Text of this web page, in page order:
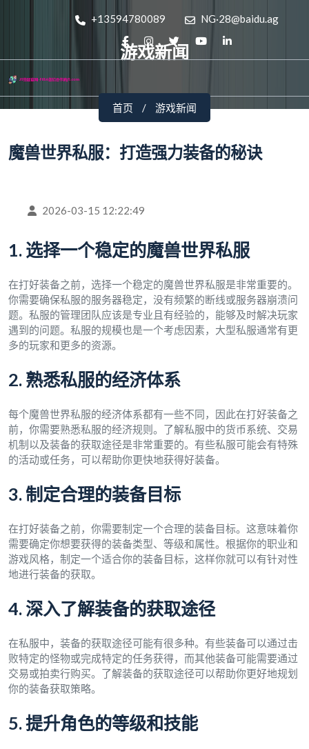
+13594780089 NG·28@baidu.ag
游戏新闻
首页 游戏新闻
魔兽世界私服：打造强力装备的秘诀
2026-03-15 12:22:49
1. 选择一个稳定的魔兽世界私服
在打好装备之前，选择一个稳定的魔兽世界私服是非常重要的。
你需要确保私服的服务器稳定，没有频繁的断线或服务器崩溃问
题。私服的管理团队应该是专业且有经验的，能够及时解决玩家
遇到的问题。私服的规模也是一个考虑因素，大型私服通常有更
多的玩家和更多的资源。
2. 熟悉私服的经济体系
每个魔兽世界私服的经济体系都有一些不同，因此在打好装备之
前，你需要熟悉私服的经济规则。了解私服中的货币系统、交易
机制以及装备的获取途径是非常重要的。有些私服可能会有特殊
的活动或任务，可以帮助你更快地获得好装备。
3. 制定合理的装备目标
在打好装备之前，你需要制定一个合理的装备目标。这意味着你
需要确定你想要获得的装备类型、等级和属性。根据你的职业和
游戏风格，制定一个适合你的装备目标，这样你就可以有针对性
地进行装备的获取。
4. 深入了解装备的获取途径
在私服中，装备的获取途径可能有很多种。有些装备可以通过击
败特定的怪物或完成特定的任务获得，而其他装备可能需要通过
交易或拍卖行购买。了解装备的获取途径可以帮助你更好地规划
你的装备获取策略。
5. 提升角色的等级和技能